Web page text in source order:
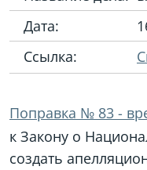
Дата:
Ссылка:
Поправка № 83 -
к Закону о
создать